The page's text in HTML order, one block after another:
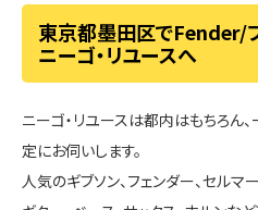
東京都墨田区でFender/
ニーゴ・リユースへ
ニーゴ・リユースは都内はもちろん
定にお伺いします。
人気のギブソン、フェンダー、セルマ